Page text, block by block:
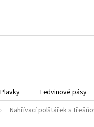
Plavky Ledvinové pásy
Nahřívací polštářek s